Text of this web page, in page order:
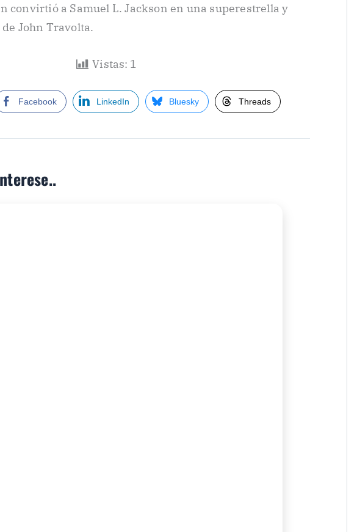
convirtió a Samuel L. Jackson en una superestrella y
John Travolta.
Vistas: 1
Facebook LinkedIn Bluesky Threads